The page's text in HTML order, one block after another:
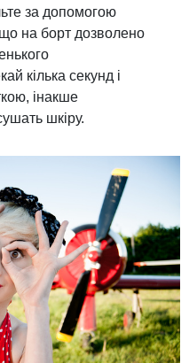
за допомогою
на борт дозволено
кілька секунд і
інакше
шкіру.